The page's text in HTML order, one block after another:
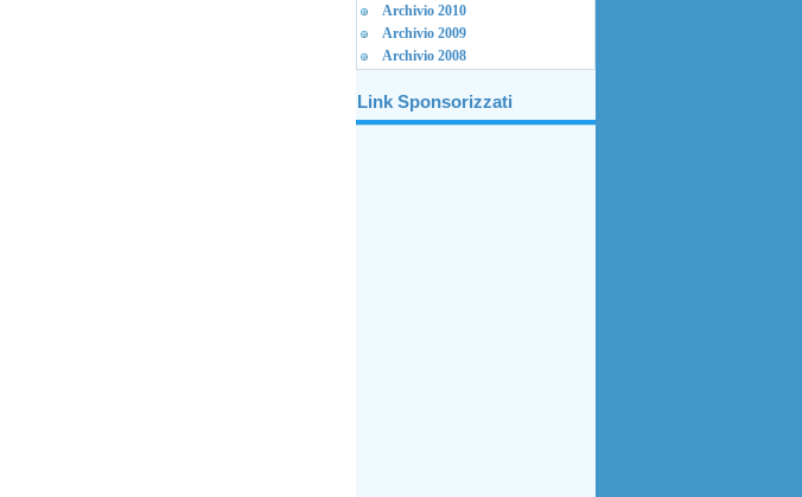
Archivio 2010
Archivio 2009
Archivio 2008
Link Sponsorizzati